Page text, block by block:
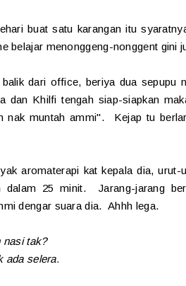
buat satu karangan itu
belajar menonggeng-nonggent gini
dari office, beriya dua
dan Khilfi tengah siap-siapkan
nak muntah ammi". Kejap tu
aromaterapi kat kepala dia,
dalam 25 minit. Jarang-jarang
dengar suara dia. Ahhh lega.
tak?
ada selera.